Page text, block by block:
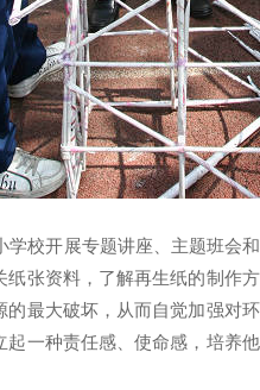
校开展专题讲座、主题班会
纸张资料，了解再生纸的制作
最大破坏，从而自觉加强对
一种责任感、使命感，培养